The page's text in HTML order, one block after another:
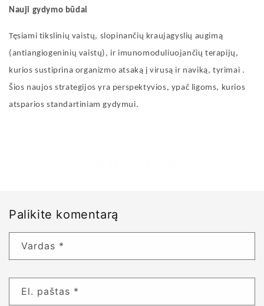
Nauji gydymo būdai
Tęsiami tikslinių vaistų, slopinančių kraujagyslių augimą
(antiangiogeninių vaistų), ir imunomoduliuojančių terapijų,
kurios sustiprina organizmo atsaką į virusą ir naviką, tyrimai .
Šios naujos strategijos yra perspektyvios, ypač ligoms, kurios
atsparios standartiniam gydymui.
Palikite komentarą
Vardas *
El. paštas *